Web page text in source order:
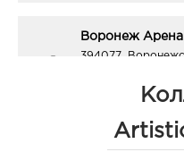
Воронеж
394077,
График работы: